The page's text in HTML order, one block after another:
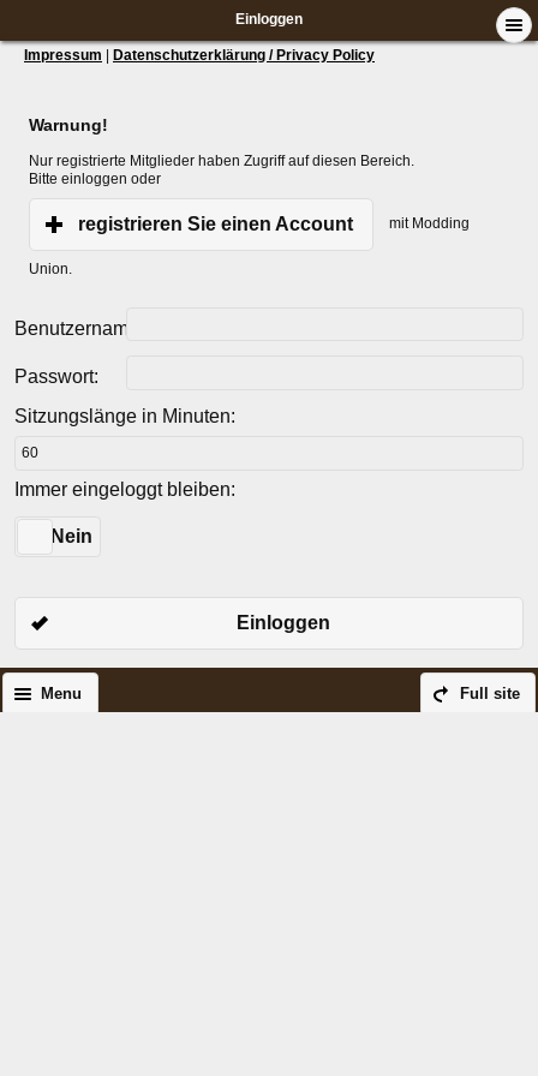
Einloggen
Impressum Datenschutzerklärung / Privacy Policy
Warnung!
Nur registrierte Mitglieder haben Zugriff auf diesen Bereich.
Bitte einloggen oder
registrieren Sie einen Account mit Modding
Union.
Benutzername:
Passwort:
Sitzungslänge in Minuten:
Immer eingeloggt bleiben:
Nein
Einloggen
Full site
Menu